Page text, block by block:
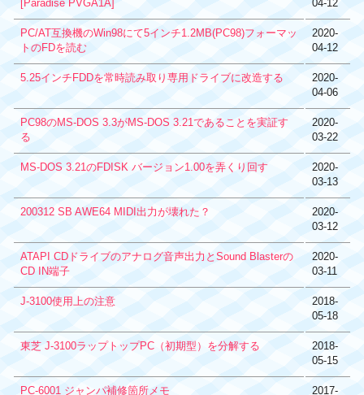
[Paradise PVGA1A] 04-12
PC/AT互換機のWin98にて5インチ1.2MB(PC98)フォーマッ
トのFDを読む
2020-
04-12
5.25インチFDDを常時読み取り専用ドライブに改造する
2020-
04-06
PC98のMS-DOS 3.3がMS-DOS 3.21であることを実証す
る
2020-
03-22
MS-DOS 3.21のFDISK バージョン1.00を弄くり回す
2020-
03-13
200312 SB AWE64 MIDI出力が壊れた？
2020-
03-12
ATAPI CDドライブのアナログ音声出力とSound Blasterの
CD IN端子
2020-
03-11
J-3100使用上の注意
2018-
05-18
東芝 J-3100ラップトップPC（初期型）を分解する
2018-
05-15
PC-6001 ジャンパ補修箇所メモ
2017-